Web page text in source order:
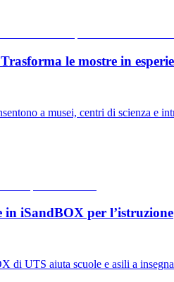
le mostre in
a musei, centri di scienza e
iSandBOX per l’istruzione
di UTS aiuta scuole e asili a